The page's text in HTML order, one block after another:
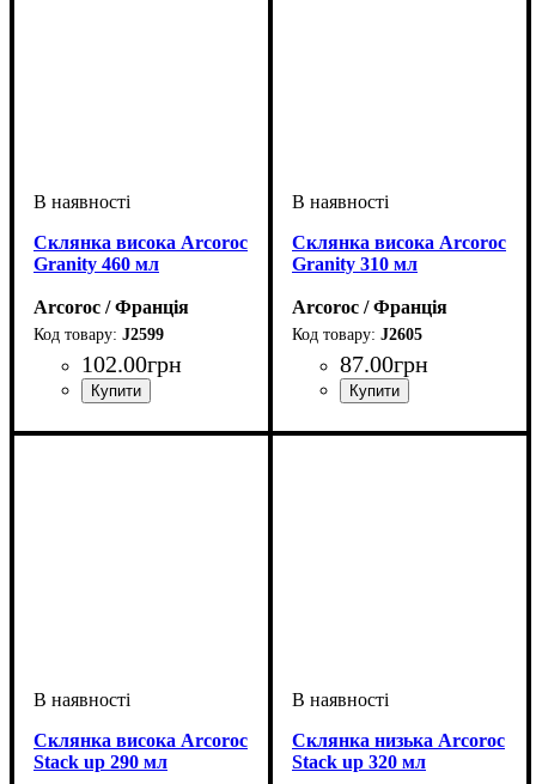
Склянка висока Arcoroc
Granity 460 мл
Arcoroc / Франція
J2599
102.00грн
Склянка висока Arcoroc
Granity 310 мл
Arcoroc / Франція
J2605
87.00грн
Склянка висока Arcoroc
Stack up 290 мл
Склянка низька Arcoroc
Stack up 320 мл